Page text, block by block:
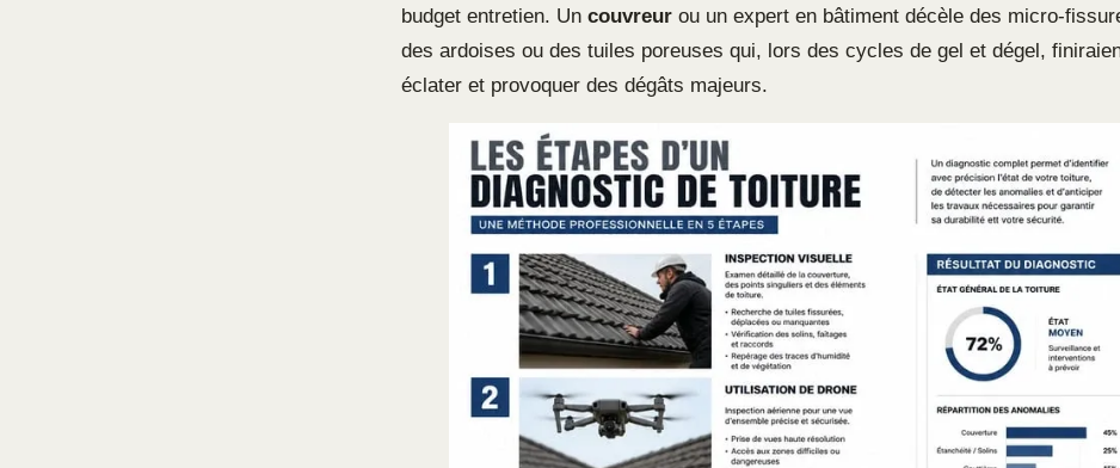
budget entretien. Un couvreur ou un expert en bâtiment décèle des micro-
des ardoises ou des tuiles poreuses qui, lors des cycles de gel et dégel,
éclater et provoquer des dégâts majeurs.